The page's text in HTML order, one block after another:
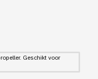
Geschikt voor